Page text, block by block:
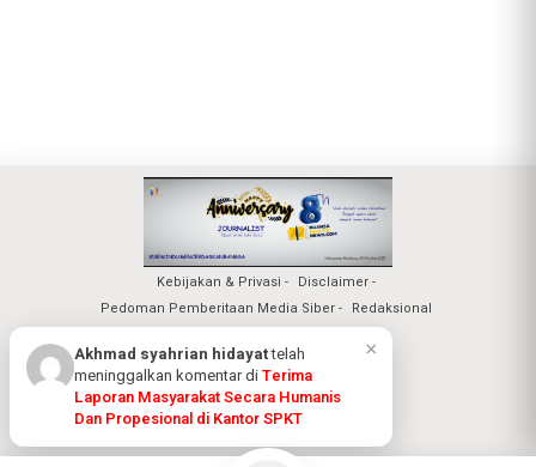
Kebijakan & Privasi
Disclaimer
Pedoman Pemberitaan Media Siber
Redaksional
Nuansa Realita Jaya 2026